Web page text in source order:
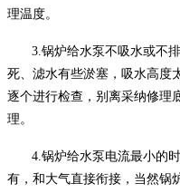
理温度。
3.锅炉给水泵不吸水或不
死、滤水有些淤塞，吸水高度
逐个进行检查，别离采纳修理
理。
4.锅炉给水泵电流最小的
有，和大气直接衔接，当然锅